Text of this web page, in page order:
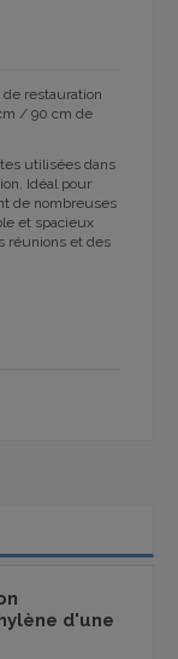
restauration
/ 90 cm de
utilisées dans
Idéal pour
de nombreuses
et spacieux
réunions et des
d'une